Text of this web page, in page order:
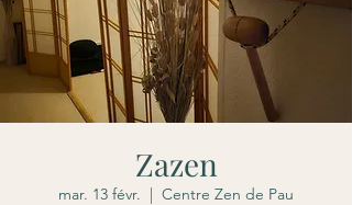
Zazen
mar. 13 févr.
  |
Centre Zen de Pau